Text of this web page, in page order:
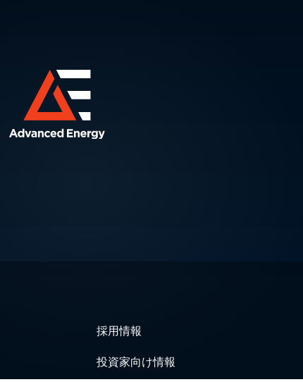
採用情報
投資家向け情報